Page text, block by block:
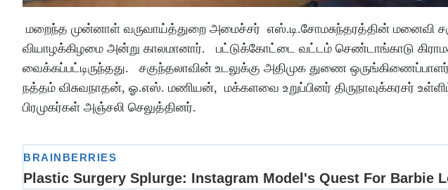
மறைந்த முன்னாள் வருவாய்த்துறை அமைச்சர் எஸ்.டி.சோமசுந்தரத்தின் மனைவி
வியாழக்கிழமை அன்று காலமானார். பட்டுக்கோட்டை வட்டம் செண்டாங்காடு
வைக்கப்பட்டிருந்தது. சகுந்தலாவின் உடலுக்கு அதிமுக துணை
நத்தம் விசுவநாதன், ஓ.எஸ். மணியன், மக்களவை உறுப்பினர் திருநாவுக்கரசர்
பிரமுகர்கள் அஞ்சலி செலுத்தினர்.